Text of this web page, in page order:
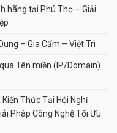
hãng tại Phú Thọ – Giải
– Gia Cẩm – Việt Trì
Tên miền (IP/Domain)
Thức Tại Hội Nghị
Pháp Công Nghệ Tối Ưu